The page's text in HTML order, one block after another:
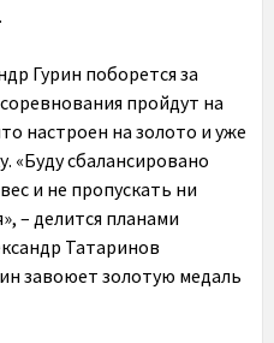
Гурин поборется за
пройдут на
настроен на золото и уже
«Буду сбалансировано
и не пропускать ни
– делится планами
Татаринов
завоюет золотую медаль